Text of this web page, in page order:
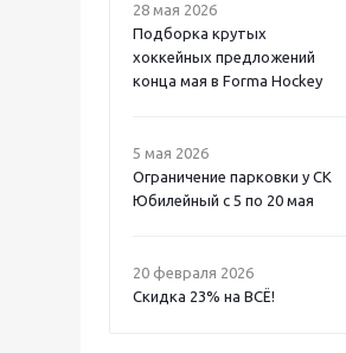
28 мая 2026
Подборка крутых
хоккейных предложений
конца мая в Forma Hockey
5 мая 2026
Ограничение парковки у СК
Юбилейный с 5 по 20 мая
20 февраля 2026
Скидка 23% на ВСË!